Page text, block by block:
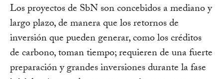
Los proyectos de SbN son concebidos a mediano y
largo plazo, de manera que los retornos de
inversión que pueden generar, como los créditos
de carbono, toman tiempo; requieren de una fuerte
preparación y grandes inversiones durante la fase